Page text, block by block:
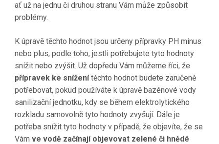
ať už na jednu či druhou stranu Vám může způsobit
problémy.
K úpravě těchto hodnot jsou určeny přípravky PH minus
nebo plus, podle toho, jestli potřebujete tyto hodnoty
snížit nebo zvýšit. Už dopředu Vám můžeme říci, že
přípravek ke sníženítěchto hodnot budete zaručeně
potřebovat, pokud používáte k úpravě bazénové vody
sanilizační jednotku, kdy se během elektrolytického
rozkladu samovolně tyto hodnoty zvyšují. Dále je
potřeba snížit tyto hodnoty v případě, že objevíte, že se
Vám ve vodě začínají objevovat zelené či hnědé